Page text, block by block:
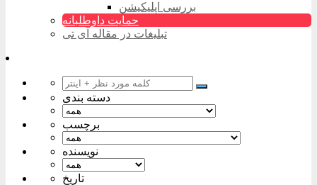
بررسی اپلیکیشن
حمایت داوطلبانه
تبلیغات در مقاله آی تی
دسته بندی
برچسب
نویسنده
تاریخ